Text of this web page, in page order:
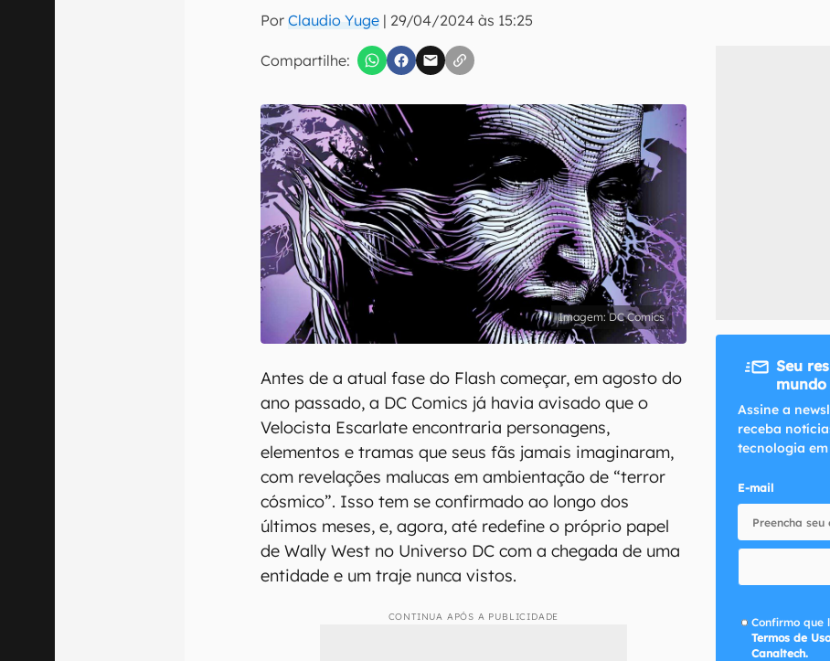
PorClaudio Yuge | 29/04/2024 às 15:25
Compartilhe:
inscreva-se
Confirmo que li, aceito e concordo com os Termos de Uso e Política de Privacidade do
DC Comics
Antes de a atual fase do Flash começar, em agosto do
ano passado, a DC Comics já havia avisado que o
Velocista Escarlate encontraria personagens,
elementos e tramas que seus fãs jamais imaginaram,
com revelações malucas em ambientação de “terror
cósmico”. Isso tem se confirmado ao longo dos
últimos meses, e, agora, até redefine o próprio papel
de Wally West no Universo DC com a chegada de uma
entidade e um traje nunca vistos.
CONTINUA APÓS A PUBLICIDADE
Seu
mundo
Assine a
receba
tecnologia
E-mail
Confirmo que
Termos de
Canaltech.